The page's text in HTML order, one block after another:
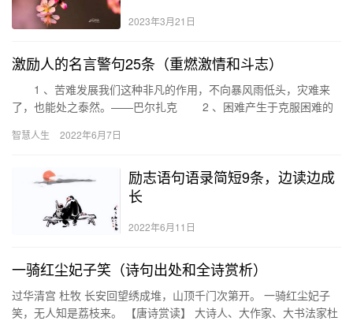
2023年3月21日
激励人的名言警句25条（重燃激情和斗志）
1 、苦难发展我们这种非凡的作用，不向暴风雨低头，灾难来
了，也能处之泰然。——巴尔扎克 2 、困难产生于克服困难的
智慧人生 2022年6月7日
励志语句语录简短9条，边读边成
长
2022年6月11日
一骑红尘妃子笑（诗句出处和全诗赏析）
过华清宫 杜牧 长安回望绣成堆，山顶千门次第开。 一骑红尘妃子
笑，无人知是荔枝来。 【唐诗赏读】 大诗人、大作家、大书法家杜